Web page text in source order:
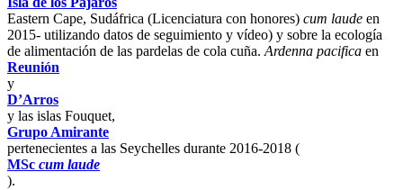
Eastern Cape, Sudáfrica (Licenciatura con honores) cum laude en
2015- utilizando datos de seguimiento y vídeo) y sobre la ecología
de alimentación de las pardelas de cola cuña.Ardenna pacifica en
Reunión
y
D’Arros
y las islas Fouquet,
Grupo Amirante
pertenecientes a las Seychelles durante 2016-2018 (
MSc cum laude
).